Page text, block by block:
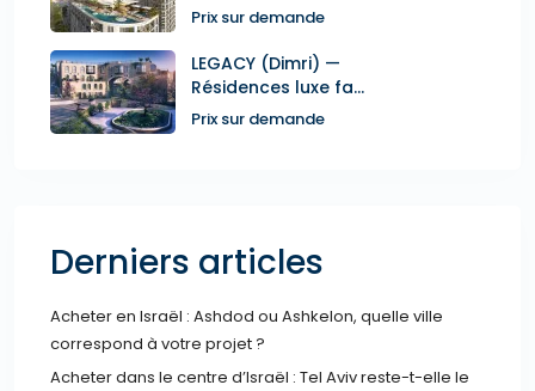
Prix sur demande
LEGACY (Dimri) —
Résidences luxe fa...
Prix sur demande
Derniers articles
Acheter en Israël : Ashdod ou Ashkelon, quelle ville
correspond à votre projet ?
Acheter dans le centre d’Israël : Tel Aviv reste-t-elle le